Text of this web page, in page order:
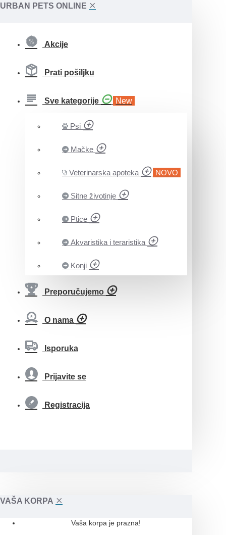
URBAN PETS ONLINE
Akcije
Prati pošiljku
Sve kategorije New
Psi
Mačke
Veterinarska apoteka NOVO
Sitne životinje
Ptice
Akvaristika i teraristika
Konji
Preporučujemo
O nama
Isporuka
Prijavite se
Registracija
VAŠA KORPA
Vaša korpa je prazna!